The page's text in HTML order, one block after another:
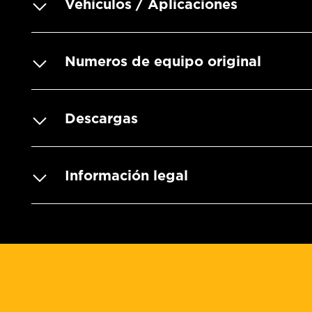
Vehículos / Aplicaciones
Numeros de equipo original
Descargas
Información legal